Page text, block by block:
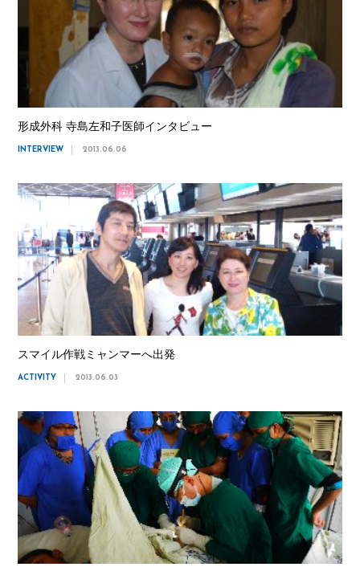
形成外科 寺島左和子医師インタビュー
INTERVIEW 2013.06.06
スマイル作戦ミャンマーへ出発
ACTIVITY 2013.06.03